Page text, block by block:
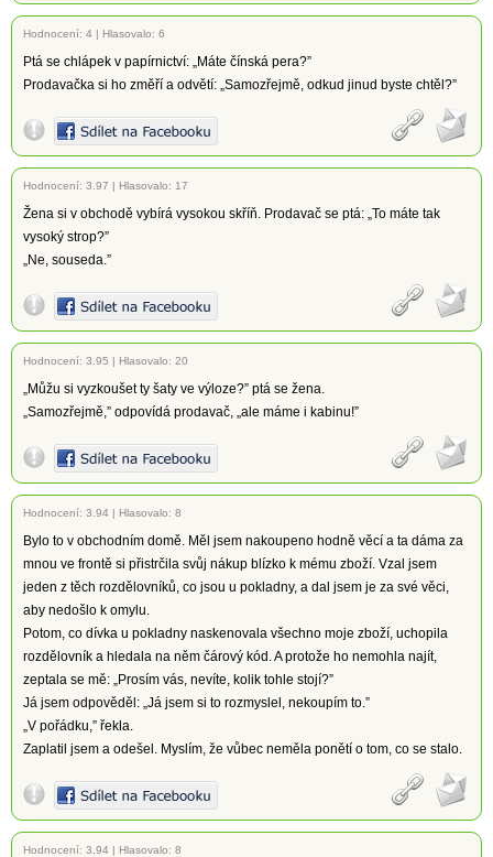
Hodnocení: 4 | Hlasovalo: 6
Ptá se chlápek v papírnictví: „Máte čínská pera?”
Prodavačka si ho změří a odvětí: „Samozřejmě, odkud jinud byste chtěl?”
Hodnocení: 3.97 | Hlasovalo: 17
Žena si v obchodě vybírá vysokou skříň. Prodavač se ptá: „To máte tak
vysoký strop?”
„Ne, souseda.”
Hodnocení: 3.95 | Hlasovalo: 20
„Můžu si vyzkoušet ty šaty ve výloze?” ptá se žena.
„Samozřejmě,” odpovídá prodavač, „ale máme i kabinu!”
Hodnocení: 3.94 | Hlasovalo: 8
Bylo to v obchodním domě. Měl jsem nakoupeno hodně věcí a ta dáma za
mnou ve frontě si přistrčila svůj nákup blízko k mému zboží. Vzal jsem
jeden z těch rozdělovníků, co jsou u pokladny, a dal jsem je za své věci,
aby nedošlo k omylu.
Potom, co dívka u pokladny naskenovala všechno moje zboží, uchopila
rozdělovník a hledala na něm čárový kód. A protože ho nemohla najít,
zeptala se mě: „Prosím vás, nevíte, kolik tohle stojí?”
Já jsem odpověděl: „Já jsem si to rozmyslel, nekoupím to.”
„V pořádku,” řekla.
Zaplatil jsem a odešel. Myslím, že vůbec neměla ponětí o tom, co se stalo.
Hodnocení: 3.94 | Hlasovalo: 8